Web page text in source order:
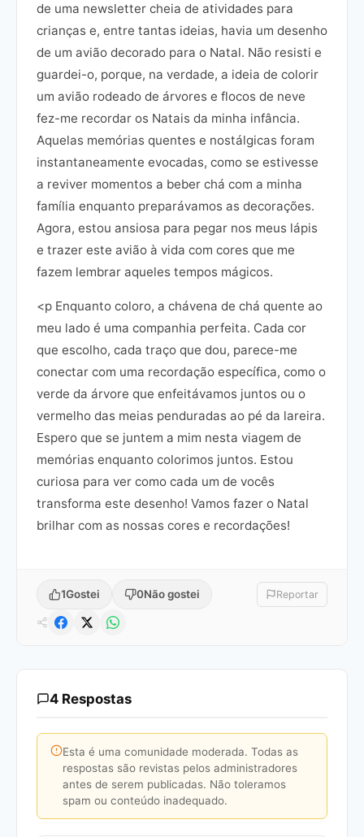
de uma newsletter cheia de atividades para
crianças e, entre tantas ideias, havia um desenho
de um avião decorado para o Natal. Não resisti e
guardei-o, porque, na verdade, a ideia de colorir
um avião rodeado de árvores e flocos de neve
fez-me recordar os Natais da minha infância.
Aquelas memórias quentes e nostálgicas foram
instantaneamente evocadas, como se estivesse
a reviver momentos a beber chá com a minha
família enquanto preparávamos as decorações.
Agora, estou ansiosa para pegar nos meus lápis
e trazer este avião à vida com cores que me
fazem lembrar aqueles tempos mágicos.
<p Enquanto coloro, a chávena de chá quente ao
meu lado é uma companhia perfeita. Cada cor
que escolho, cada traço que dou, parece-me
conectar com uma recordação específica, como o
verde da árvore que enfeitávamos juntos ou o
vermelho das meias penduradas ao pé da lareira.
Espero que se juntem a mim nesta viagem de
memórias enquanto colorimos juntos. Estou
curiosa para ver como cada um de vocês
transforma este desenho! Vamos fazer o Natal
brilhar com as nossas cores e recordações!
1Gostei 0Não gostei Reportar
4 Respostas
Esta é uma comunidade moderada. Todas as
respostas são revistas pelos administradores
antes de serem publicadas. Não toleramos
spam ou conteúdo inadequado.